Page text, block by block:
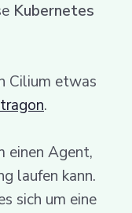
Kubernetes
Cilium etwas
.
einen Agent,
laufen kann.
sich um eine